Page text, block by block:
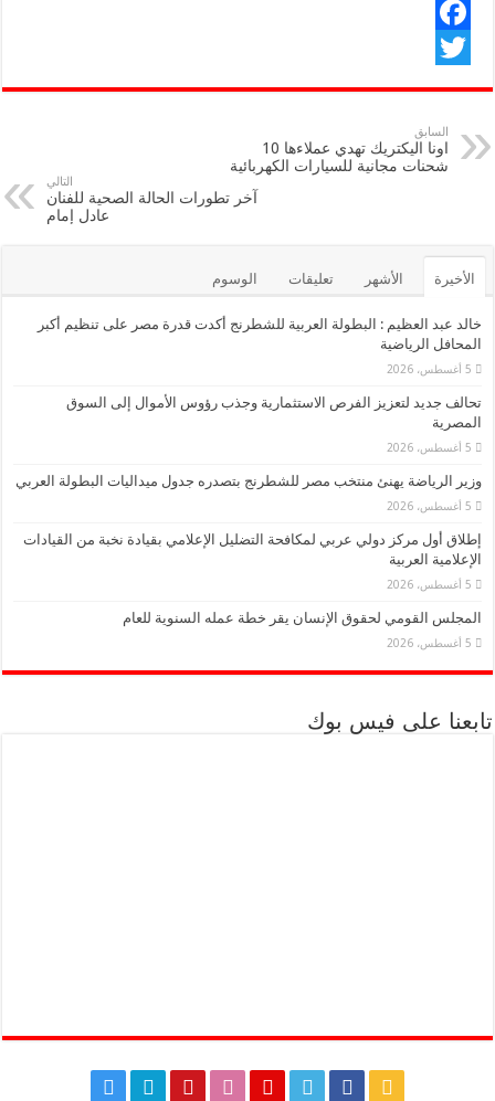
F
e
o
i
e
السابق
اونا اليكتريك تهدي عملاءها 10
شحنات مجانية للسيارات الكهربائية
التالي
آخر تطورات الحالة الصحية للفنان
عادل إمام
الأخيرة الأشهر تعليقات الوسوم
خالد عبد العظيم : البطولة العربية للشطرنج أكدت قدرة مصر على تنظيم أكبر
المحافل الرياضية
5 أغسطس، 2026
تحالف جديد لتعزيز الفرص الاستثمارية وجذب رؤوس الأموال إلى السوق
المصرية
5 أغسطس، 2026
وزير الرياضة يهنئ منتخب مصر للشطرنج بتصدره جدول ميداليات البطولة العربي
5 أغسطس، 2026
إطلاق أول مركز دولي عربي لمكافحة التضليل الإعلامي بقيادة نخبة من القيادات
الإعلامية العربية
5 أغسطس، 2026
المجلس القومي لحقوق الإنسان يقر خطة عمله السنوية للعام
5 أغسطس، 2026
تابعنا على فيس بوك